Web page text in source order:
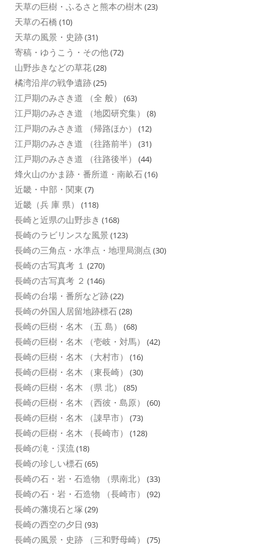
天草の巨樹・ふるさと熊本の樹木 (23)
天草の石橋 (10)
天草の風景・史跡(31)
寄稿・ゆうこう・その他(72)
山野歩きなどの草花(28)
橘湾沿岸の戦争遺跡(25)
江戸期のみさき道 （全 般） (63)
江戸期のみさき道 （地図研究集） (8)
江戸期のみさき道 （帰路ほか） (12)
江戸期のみさき道 （往路前半） (31)
江戸期のみさき道 （往路後半） (44)
烽火山のかま跡・番所道・南畝石(16)
近畿・中部・関東 (7)
近畿（兵 庫 県） (118)
長崎と近県の山野歩き (168)
長崎のラビリンスな風景 (123)
長崎の三角点・水準点・地理局測点 (30)
長崎の古写真考 １ (270)
長崎の古写真考 ２ (146)
長崎の台場・番所など跡(22)
長崎の外国人居留地跡標石(28)
長崎の巨樹・名木 （五 島） (68)
長崎の巨樹・名木 （壱岐・対馬） (42)
長崎の巨樹・名木 （大村市） (16)
長崎の巨樹・名木 （東長崎） (30)
長崎の巨樹・名木 （県 北） (85)
長崎の巨樹・名木 （西彼・島原） (60)
長崎の巨樹・名木 （諌早市） (73)
長崎の巨樹・名木 （長崎市） (128)
長崎の滝・渓流(18)
長崎の珍しい標石(65)
長崎の石・岩・石造物 （県南北） (33)
長崎の石・岩・石造物 （長崎市） (92)
長崎の藩境石と塚 (29)
長崎の西空の夕日 (93)
長崎の風景・史跡 （三和野母崎） (75)